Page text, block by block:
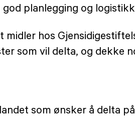
planlegging og
hos
som vil delta, og dekke
som ønsker å delta